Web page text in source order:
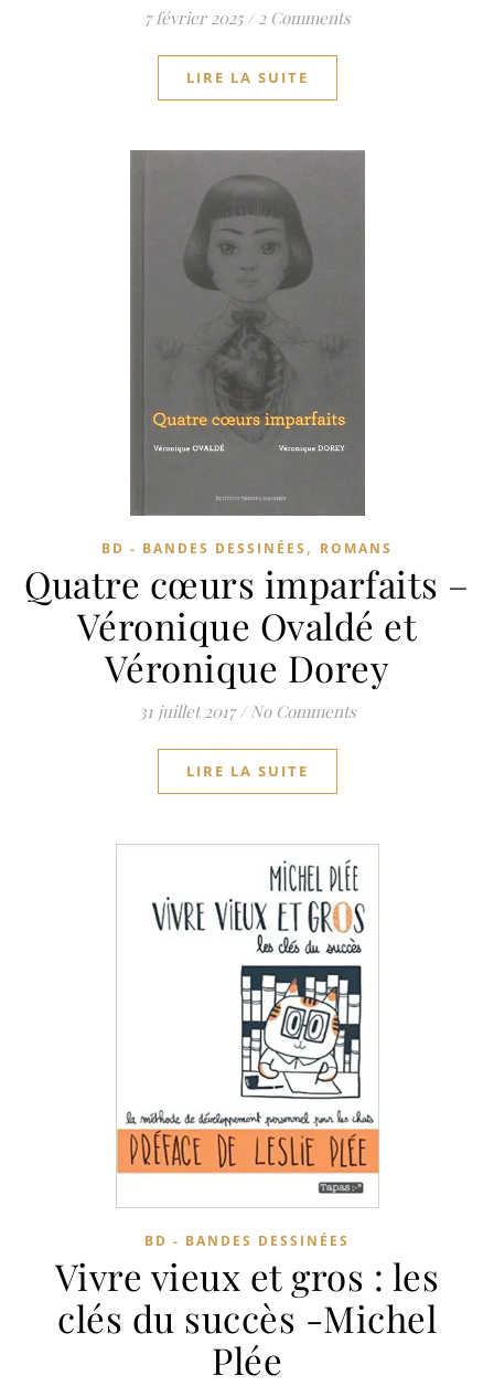
7 février 2025 / 2 Comments
LIRE LA SUITE
BD - BANDES DESSINÉES , ROMANS
Quatre cœurs imparfaits –
Véronique Ovaldé et
Véronique Dorey
31 juillet 2017 / No Comments
LIRE LA SUITE
BD - BANDES DESSINÉES
Vivre vieux et gros : les
clés du succès -Michel
Plée